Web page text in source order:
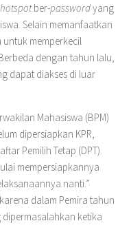
hotspotber-passwordyang
Selain memanfaatkan
untuk memperkecil
dengan tahun lalu,
dapat diakses di luar
Mahasiswa (BPM)
dipersiapkan KPR,
Pemilih Tetap (DPT).
mempersiapkannya
nanti.”
dalam Pemira tahun
ketika